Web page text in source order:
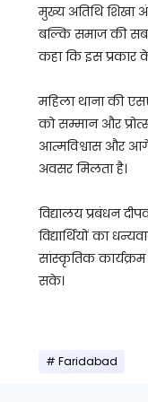
मुख्य अतिथि शिखा
बल्कि समाज की सबसे
कहा कि इस प्रकार
महिला थाना की
को सम्मान और
आत्मविश्वास और
अवसर मिलता है।
विद्यालय प्रबंधन
विद्यार्थियों का
सांस्कृतिक
सके।
Faridabad